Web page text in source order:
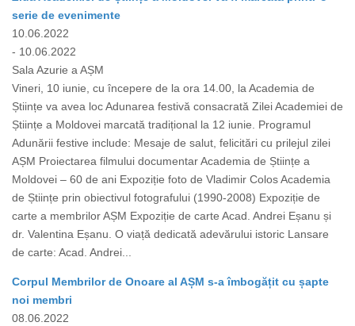
serie de evenimente
10.06.2022
- 10.06.2022
Sala Azurie a AȘM
Vineri, 10 iunie, cu începere de la ora 14.00, la Academia de
Științe va avea loc Adunarea festivă consacrată Zilei Academiei de
Științe a Moldovei marcată tradițional la 12 iunie. Programul
Adunării festive include: Mesaje de salut, felicitări cu prilejul zilei
AȘM Proiectarea filmului documentar Academia de Științe a
Moldovei – 60 de ani Expoziție foto de Vladimir Colos Academia
de Științe prin obiectivul fotografului (1990-2008) Expoziție de
carte a membrilor AȘM Expoziție de carte Acad. Andrei Eșanu și
dr. Valentina Eșanu. O viață dedicată adevărului istoric Lansare
de carte: Acad. Andrei...
Corpul Membrilor de Onoare al AȘM s-a îmbogățit cu șapte
noi membri
08.06.2022